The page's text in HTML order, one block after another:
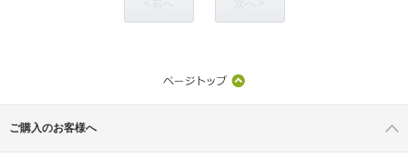
ご購入のお客様へ